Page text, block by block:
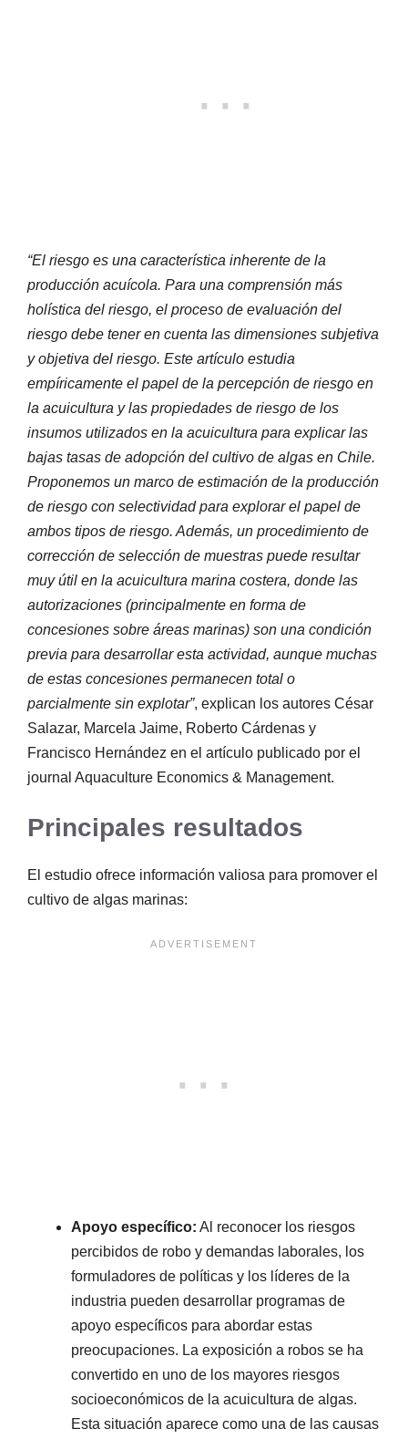
“El riesgo es una característica inherente de la
producción acuícola. Para una comprensión más
holística del riesgo, el proceso de evaluación del
riesgo debe tener en cuenta las dimensiones subjetiva
y objetiva del riesgo. Este artículo estudia
empíricamente el papel de la percepción de riesgo en
la acuicultura y las propiedades de riesgo de los
insumos utilizados en la acuicultura para explicar las
bajas tasas de adopción del cultivo de algas en Chile.
Proponemos un marco de estimación de la producción
de riesgo con selectividad para explorar el papel de
ambos tipos de riesgo. Además, un procedimiento de
corrección de selección de muestras puede resultar
muy útil en la acuicultura marina costera, donde las
autorizaciones (principalmente en forma de
concesiones sobre áreas marinas) son una condición
previa para desarrollar esta actividad, aunque muchas
de estas concesiones permanecen total o
parcialmente sin explotar”, explican los autores César
Salazar, Marcela Jaime, Roberto Cárdenas y
Francisco Hernández en el artículo publicado por el
journal Aquaculture Economics & Management.
Principales resultados
El estudio ofrece información valiosa para promover el
cultivo de algas marinas:
Apoyo específico: Al reconocer los riesgos
percibidos de robo y demandas laborales, los
formuladores de políticas y los líderes de la
industria pueden desarrollar programas de
apoyo específicos para abordar estas
preocupaciones. La exposición a robos se ha
convertido en uno de los mayores riesgos
socioeconómicos de la acuicultura de algas.
Esta situación aparece como una de las causas